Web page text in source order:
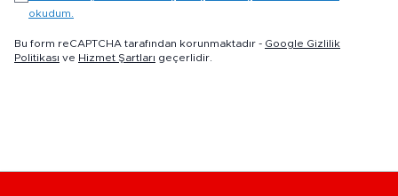
okudum.
Bu form reCAPTCHA tarafından korunmaktadır - Google Gizlilik
Politikası ve Hizmet Şartları geçerlidir.